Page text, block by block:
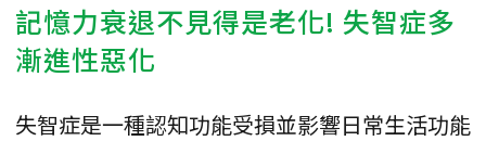
記憶力衰退不見得是老化! 失智症多
漸進性惡化
失智症是一種認知功能受損並影響日常生活功能